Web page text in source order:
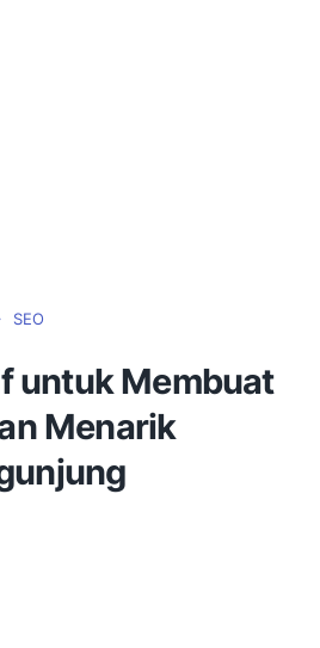
SEO
untuk Membuat
Menarik